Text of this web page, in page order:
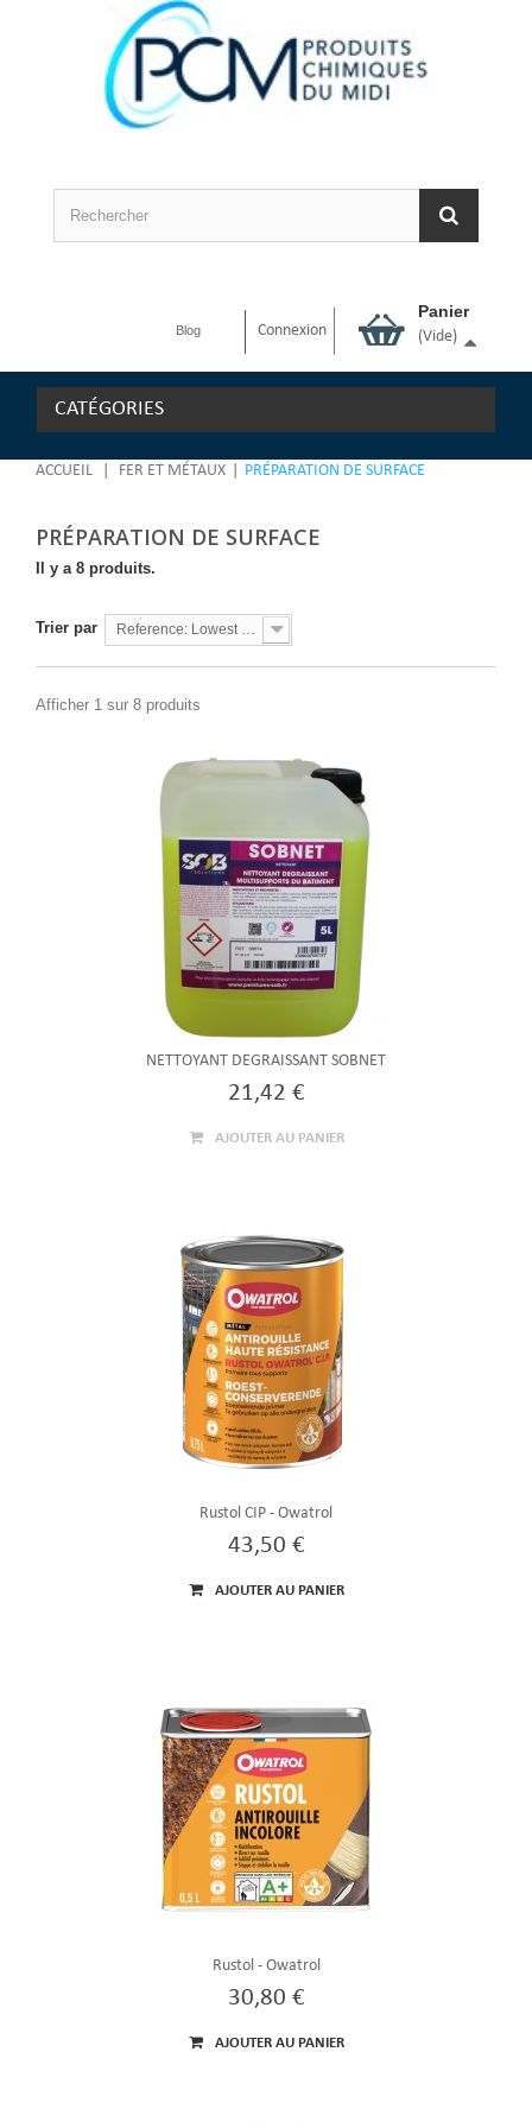
Panier
(vide)
Connexion
Blog
CATÉGORIES
ACCUEIL FER ET MÉTAUX PRÉPARATION DE SURFACE
PRÉPARATION DE SURFACE
Il y a 8 produits.
Trier par
Afficher 1 sur 8 produits
NETTOYANT DEGRAISSANT SOBNET
21,42 €
AJOUTER AU PANIER
Rustol CIP - Owatrol
43,50 €
AJOUTER AU PANIER
Rustol - Owatrol
30,80 €
AJOUTER AU PANIER